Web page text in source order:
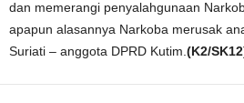
dan memerangi penyalahgunaan
apapun alasannya Narkoba merusak
Suriati – anggota DPRD Kutim. (K2/